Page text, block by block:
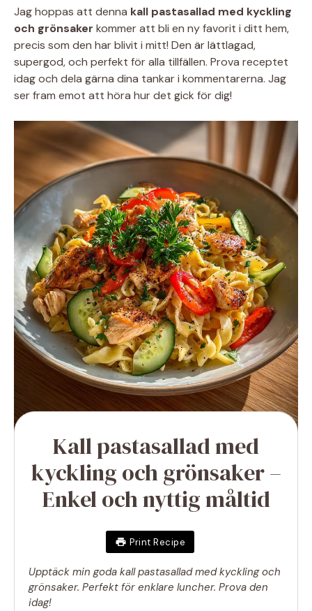
Jag hoppas att denna kall pastasallad med kyckling
och grönsaker kommer att bli en ny favorit i ditt hem,
precis som den har blivit i mitt! Den är lättlagad,
supergod, och perfekt för alla tillfällen. Prova receptet
idag och dela gärna dina tankar i kommentarerna. Jag
ser fram emot att höra hur det gick för dig!
Kall pastasallad med
kyckling och grönsaker –
Enkel och nyttig måltid
Print Recipe
Upptäck min goda kall pastasallad med kyckling och
grönsaker. Perfekt för enklare luncher. Prova den
idag!